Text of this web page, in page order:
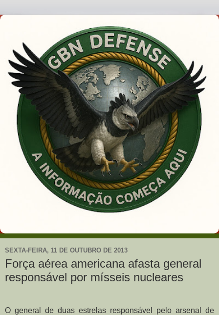
SEXTA-FEIRA, 11 DE OUTUBRO DE 2013
Força aérea americana afasta general
responsável por mísseis nucleares
O general de duas estrelas responsável pelo arsenal de